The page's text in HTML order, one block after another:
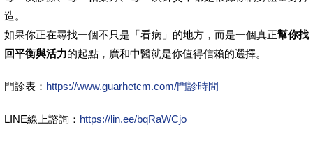
造。
如果你正在尋找一個不只是「看病」的地方，而是一個真正幫你找
回平衡與活力的起點，廣和中醫就是你值得信賴的選擇。
門診表： https://www.guarhetcm.com/門診時間
LINE線上諮詢： https://lin.ee/bqRaWCjo